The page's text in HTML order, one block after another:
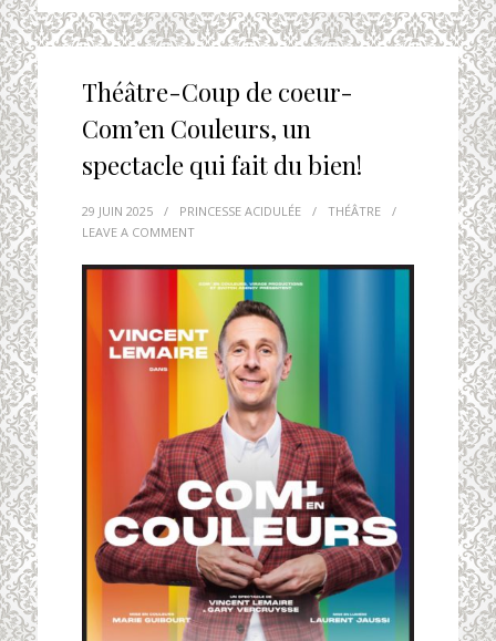
Théâtre-Coup de coeur-
Com’en Couleurs, un
spectacle qui fait du bien!
29 JUIN 2025 / PRINCESSE ACIDULÉE / THÉÂTRE
/
LEAVE A COMMENT